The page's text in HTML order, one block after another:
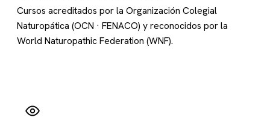
Cursos acreditados por la Organización Colegial
Naturopática (OCN · FENACO) y reconocidos por la
World Naturopathic Federation (WNF).